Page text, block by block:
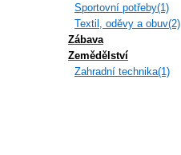
Sportovní potřeby(1)
Textil, oděvy a obuv(2)
Zábava
Zemědělství
Zahradní technika(1)